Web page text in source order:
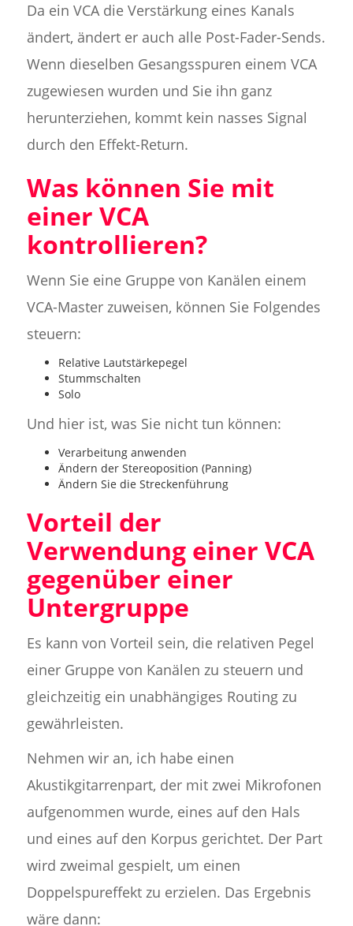
Da ein VCA die Verstärkung eines Kanals
ändert, ändert er auch alle Post-Fader-Sends.
Wenn dieselben Gesangsspuren einem VCA
zugewiesen wurden und Sie ihn ganz
herunterziehen, kommt kein nasses Signal
durch den Effekt-Return.
Was können Sie mit
einer VCA
kontrollieren?
Wenn Sie eine Gruppe von Kanälen einem
VCA-Master zuweisen, können Sie Folgendes
steuern:
Relative Lautstärkepegel
Stummschalten
Solo
Und hier ist, was Sie nicht tun können:
Verarbeitung anwenden
Ändern der Stereoposition (Panning)
Ändern Sie die Streckenführung
Vorteil der
Verwendung einer VCA
gegenüber einer
Untergruppe
Es kann von Vorteil sein, die relativen Pegel
einer Gruppe von Kanälen zu steuern und
gleichzeitig ein unabhängiges Routing zu
gewährleisten.
Nehmen wir an, ich habe einen
Akustikgitarrenpart, der mit zwei Mikrofonen
aufgenommen wurde, eines auf den Hals
und eines auf den Korpus gerichtet. Der Part
wird zweimal gespielt, um einen
Doppelspureffekt zu erzielen. Das Ergebnis
wäre dann: